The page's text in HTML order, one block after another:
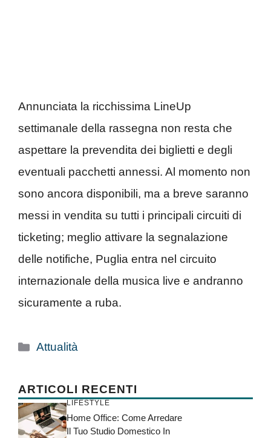
Annunciata la ricchissima LineUp
settimanale della rassegna non resta che
aspettare la prevendita dei biglietti e degli
eventuali pacchetti annessi. Al momento non
sono ancora disponibili, ma a breve saranno
messi in vendita su tutti i principali circuiti di
ticketing; meglio attivare la segnalazione
delle notifiche, Puglia entra nel circuito
internazionale della musica live e andranno
sicuramente a ruba.
Categorie
Attualità
ARTICOLI RECENTI
LIFESTYLE
Home Office: Come Arredare
Il Tuo Studio Domestico In